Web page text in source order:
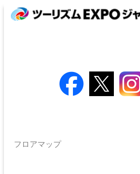
ツーリズムEXPOジャパンとは？
会場アクセス
フロアマップ